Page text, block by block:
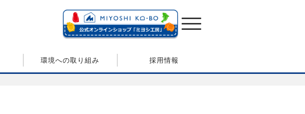
環境への取り組み 採用情報